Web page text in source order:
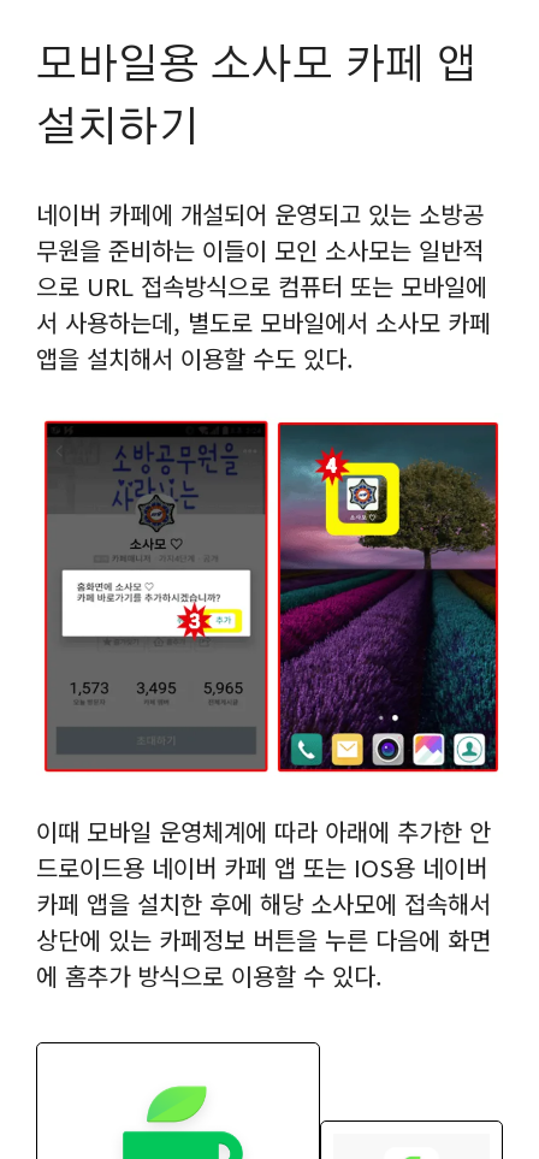
모바일용 소사모 카페 앱
설치하기
네이버 카페에 개설되어 운영되고 있는 소방공
무원을 준비하는 이들이 모인 소사모는 일반적
으로 URL 접속방식으로 컴퓨터 또는 모바일에
서 사용하는데, 별도로 모바일에서 소사모 카페
앱을 설치해서 이용할 수도 있다.
이때 모바일 운영체계에 따라 아래에 추가한 안
드로이드용 네이버 카페 앱 또는 IOS용 네이버
카페 앱을 설치한 후에 해당 소사모에 접속해서
상단에 있는 카페정보 버튼을 누른 다음에 화면
에 홈추가 방식으로 이용할 수 있다.